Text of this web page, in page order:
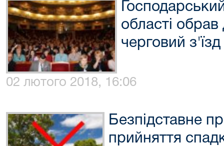
області обрав
черговий з'їзд
02 лютого 2018, 16:06
Безпідставне
прийняття